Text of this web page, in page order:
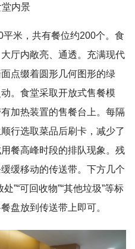
堂内景
米，共有餐位约200个。食
厅内敞亮、通透。充满现代
点缀着圆形几何图形的绿
。食堂采取开放式售餐模
加热装置的售餐台上。每隔
行选取菜品后刷卡，减少了
餐高峰时段的排队现象。残
缓移动的传送带。下方几个
”“可回收物”“其他垃圾”等标
盘放到传送带上即可。